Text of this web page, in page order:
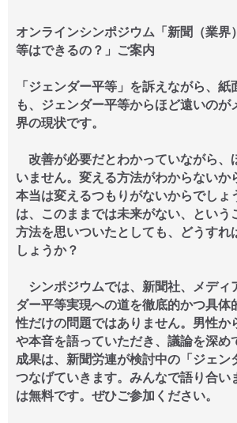
オンラインシンポジウム「新聞（業界
等はできるの？」ご案内
「ジェンダー平等」を訴えながら、
も、ジェンダー平等からほど遠いのが
界の現状です。
改善が必要だとわかっていながら、
いません。変える方法がわからない
本当は変えるつもりがないからでしょ
は、このままでは未来がない、という
方法を思いついたとしても、どうすれ
しょうか？
シンポジウムでは、新聞社、メディ
ダー平等実現への道を徹底的かつ具体
性だけの問題ではありません。男性か
や本音を語っていただき、議論を深め
成果は、新聞労連が検討中の「ジェン
つなげていきます。みんなで語り合い
は無料です。ぜひご参加ください。